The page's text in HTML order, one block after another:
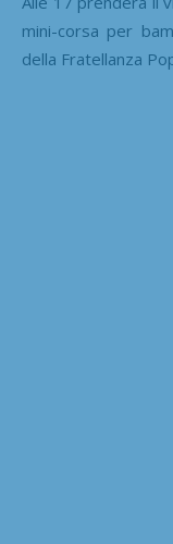
mini-corsa per
della Fratellanza